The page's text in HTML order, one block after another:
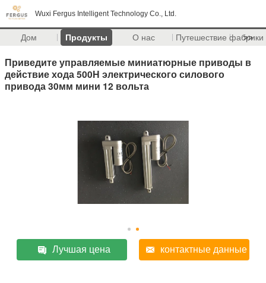
Wuxi Fergus Intelligent Technology Co., Ltd.
Дом Продукты О нас Путешествие фабрики
>>
Приведите управляемые миниатюрные приводы в
действие хода 500Н электрического силового
привода 30мм мини 12 вольта
Лучшая цена контактные данные